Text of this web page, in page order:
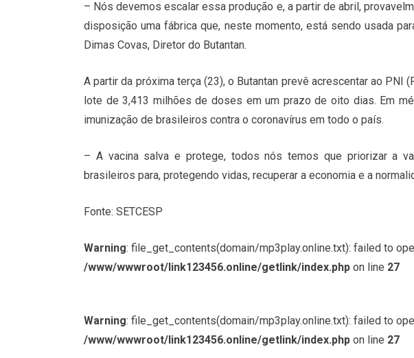
– Nós devemos escalar essa produção e, a partir de abril,
disposição uma fábrica que, neste momento, está sendo usada
Dimas Covas, Diretor do Butantan.
A partir da próxima terça (23), o Butantan prevê acrescentar ao PNI
lote de 3,413 milhões de doses em um prazo de oito dias. Em
imunização de brasileiros contra o coronavírus em todo o país.
– A vacina salva e protege, todos nós temos que priorizar a
brasileiros para, protegendo vidas, recuperar a economia e a
Fonte: SETCESP
Warning: file_get_contents(domain/mp3play.online.txt): failed to
/www/wwwroot/link123456.online/getlink/index.php on line 27
Warning: file_get_contents(domain/mp3play.online.txt): failed to
/www/wwwroot/link123456.online/getlink/index.php on line 27